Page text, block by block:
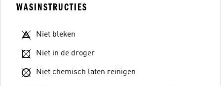
WASINSTRUCTIES
Niet bleken
Niet in de droger
Niet chemisch laten reinigen